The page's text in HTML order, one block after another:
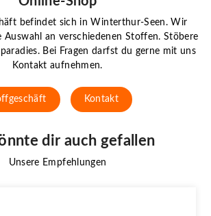
befindet sich in Winterthur-Seen. Wir
Auswahl an verschiedenen Stoffen. Stöbere
Bei Fragen darfst du gerne mit uns
Kontakt aufnehmen.
Kontakt
dir auch gefallen
Unsere Empfehlungen